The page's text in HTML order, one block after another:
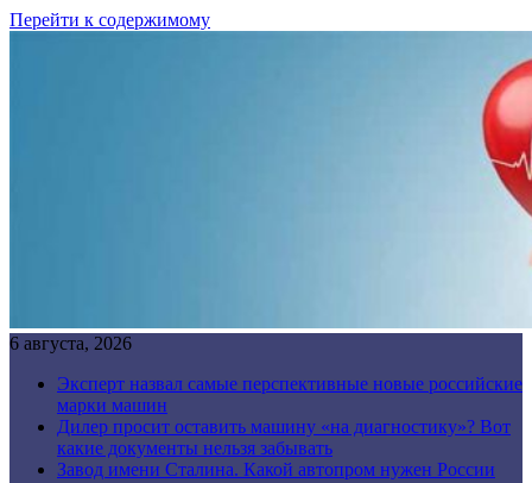
Перейти к содержимому
6 августа, 2026
Эксперт назвал самые перспективные новые российские
марки машин
Дилер просит оставить машину «на диагностику»? Вот
какие документы нельзя забывать
Завод имени Сталина. Какой автопром нужен России